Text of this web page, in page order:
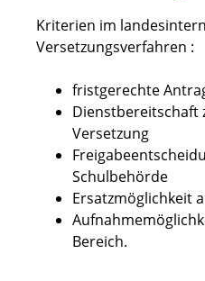
Kriterien im
Versetzungsverfahren :
fristgerechte
Dienstbereitschaft
Versetzung
Schulbehörde
Ersatzmöglichkeit
Bereich.